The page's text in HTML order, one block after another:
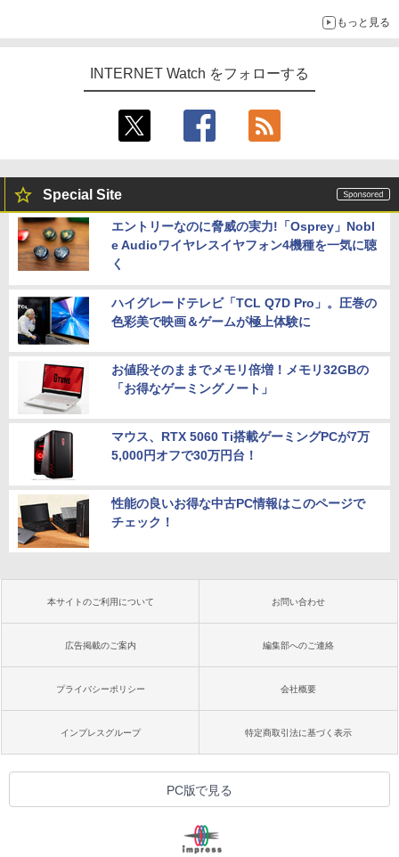
もっと見る
INTERNET Watch をフォローする
Special Site
エントリーなのに脅威の実力!「Osprey」Nobl
e Audioワイヤレスイヤフォン4機種を一気に聴
く
ハイグレードテレビ「TCL Q7D Pro」。圧巻の
色彩美で映画＆ゲームが極上体験に
お値段そのままでメモリ倍増！メモリ32GBの
「お得なゲーミングノート」
マウス、RTX 5060 Ti搭載ゲーミングPCが7万
5,000円オフで30万円台！
性能の良いお得な中古PC情報はこのページで
チェック！
本サイトのご利用について お問い合わせ
広告掲載のご案内 編集部へのご連絡
プライバシーポリシー 会社概要
インプレスグループ 特定商取引法に基づく表示
PC版で見る